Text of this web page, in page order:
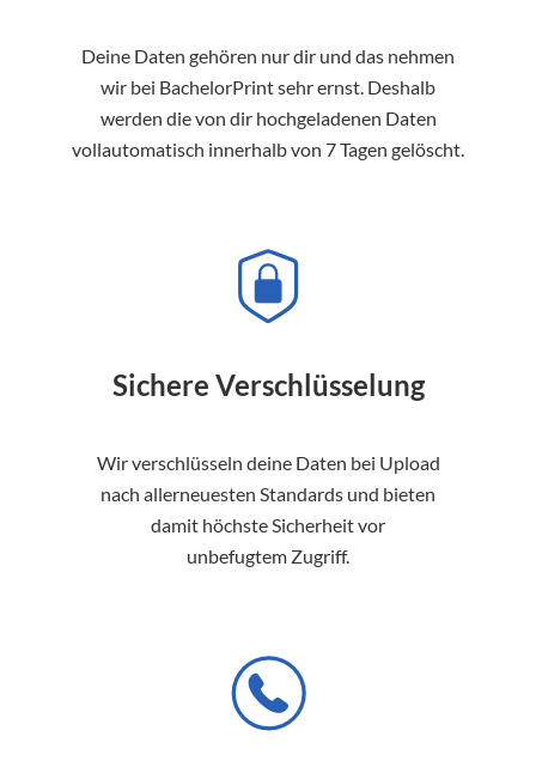
Deine Daten gehören nur dir und das nehmen
wir bei BachelorPrint sehr ernst. Deshalb
werden die von dir hochgeladenen Daten
vollautomatisch innerhalb von 7 Tagen gelöscht.
Sichere Verschlüsselung
Wir verschlüsseln deine Daten bei Upload
nach allerneuesten Standards und bieten
damit höchste Sicherheit vor
unbefugtem Zugriff.